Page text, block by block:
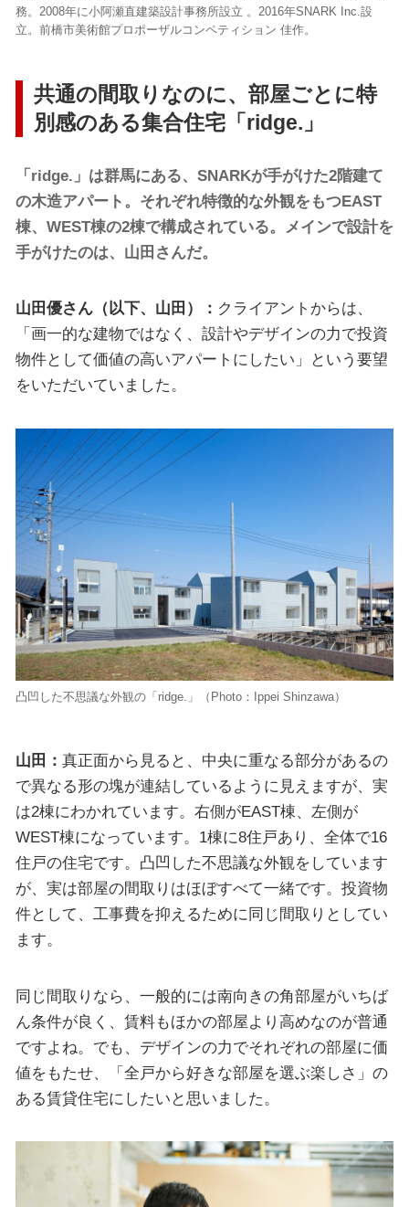
務。2008年に小阿瀬直建築設計事務所設立 。2016年SNARK Inc.設
立。前橋市美術館プロポーザルコンペティション 佳作。
共通の間取りなのに、部屋ごとに特
別感のある集合住宅「ridge.」
「ridge.」は群馬にある、SNARKが手がけた2階建て
の木造アパート。それぞれ特徴的な外観をもつEAST
棟、WEST棟の2棟で構成されている。メインで設計を
手がけたのは、山田さんだ。
山田優さん（以下、山田）： クライアントからは、
「画一的な建物ではなく、設計やデザインの力で投資
物件として価値の高いアパートにしたい」という要望
をいただいていました。
凸凹した不思議な外観の「ridge.」（Photo：Ippei Shinzawa）
山田： 真正面から見ると、中央に重なる部分があるの
で異なる形の塊が連結しているように見えますが、実
は2棟にわかれています。右側がEAST棟、左側が
WEST棟になっています。1棟に8住戸あり、全体で16
住戸の住宅です。凸凹した不思議な外観をしています
が、実は部屋の間取りはほぼすべて一緒です。投資物
件として、工事費を抑えるために同じ間取りとしてい
ます。
同じ間取りなら、一般的には南向きの角部屋がいちば
ん条件が良く、賃料もほかの部屋より高めなのが普通
ですよね。でも、デザインの力でそれぞれの部屋に価
値をもたせ、「全戸から好きな部屋を選ぶ楽しさ」の
ある賃貸住宅にしたいと思いました。